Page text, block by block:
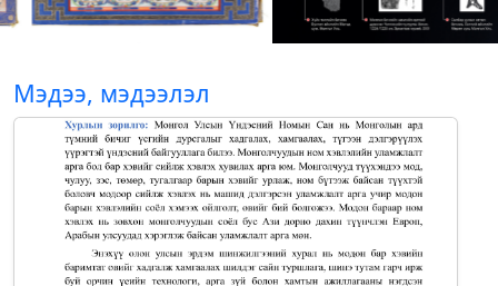
Мэдээ, мэдээлэл